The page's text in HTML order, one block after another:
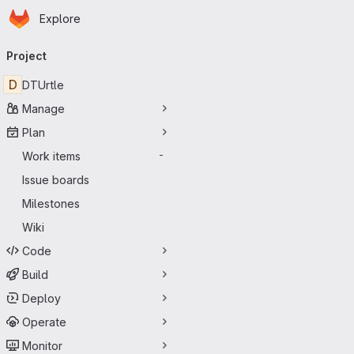
Skip to main content
Homepage
Explore
navigation
Project
D DTUrtle
Manage
Plan
Work items
-
Issue boards
Milestones
Wiki
Code
Build
Deploy
Operate
Monitor